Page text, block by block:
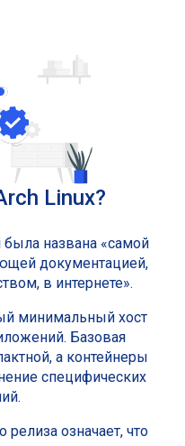
Linux?
была названа «самой
документацией,
в интернете».
минимальный хост
Базовая
а контейнеры
специфических
означает, что